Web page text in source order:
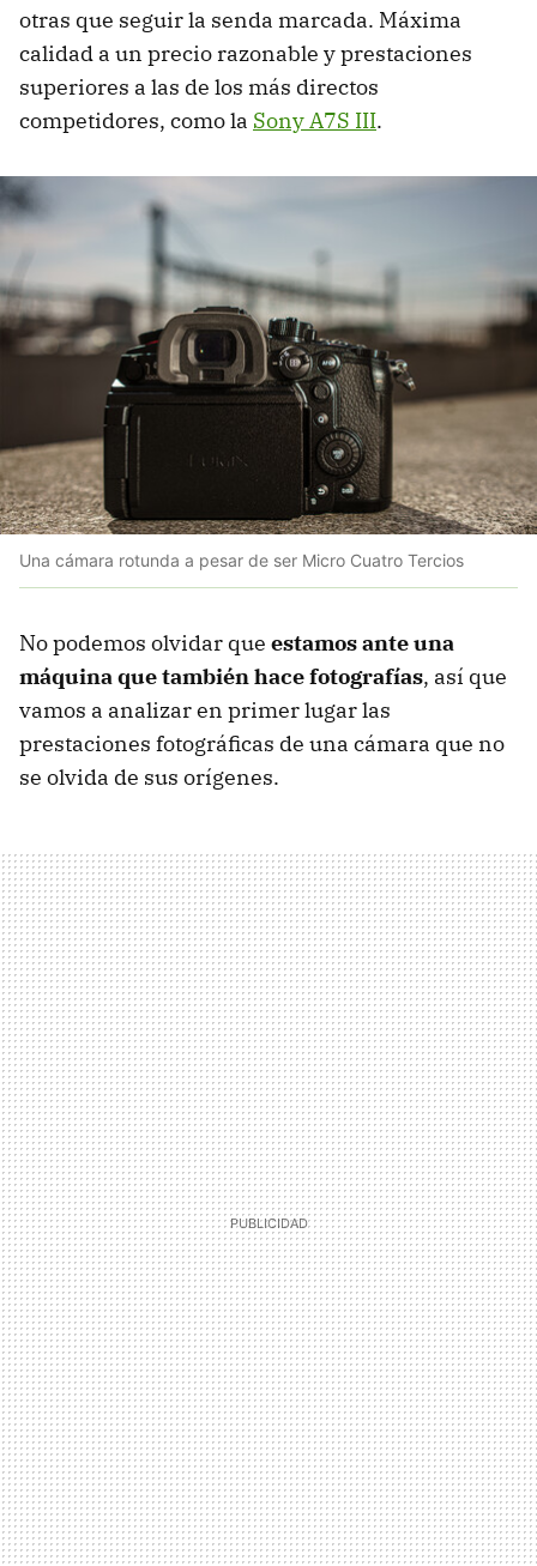
otras que seguir la senda marcada. Máxima
calidad a un precio razonable y prestaciones
superiores a las de los más directos
competidores, como la Sony A7S III.
Una cámara rotunda a pesar de ser Micro Cuatro Tercios
No podemos olvidar que estamos ante una
máquina que también hace fotografías, así que
vamos a analizar en primer lugar las
prestaciones fotográficas de una cámara que no
se olvida de sus orígenes.